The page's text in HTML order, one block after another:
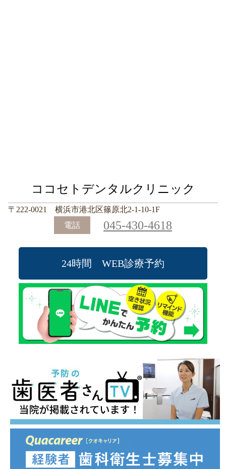
ココセトデンタルクリニック
〒222-0021 横浜市港北区篠原北2-1-10-1F
電話
045-430-4618
24時間 WEB診療予約